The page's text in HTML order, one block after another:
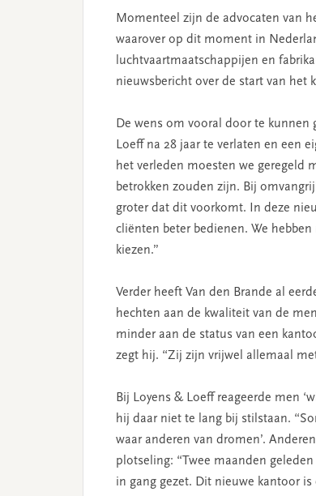
Momenteel zijn de advocaten van
waarover op dit moment in
luchtvaartmaatschappijen en
nieuwsbericht over de start van het
De wens om vooral door te
Loeff na 28 jaar te verlaten en een
het verleden moesten we geregeld
betrokken zouden zijn. Bij
groter dat dit voorkomt. In deze
cliënten beter bedienen. We
kiezen.”
Verder heeft Van den Brande al
hechten aan de kwaliteit van de
minder aan de status van een
zegt hij. “Zij zijn vrijwel allemaal
Bij Loyens & Loeff reageerde men
hij daar niet te lang bij stilstaan.
waar anderen van dromen’.
plotseling: “Twee maanden
in gang gezet. Dit nieuwe kantoor